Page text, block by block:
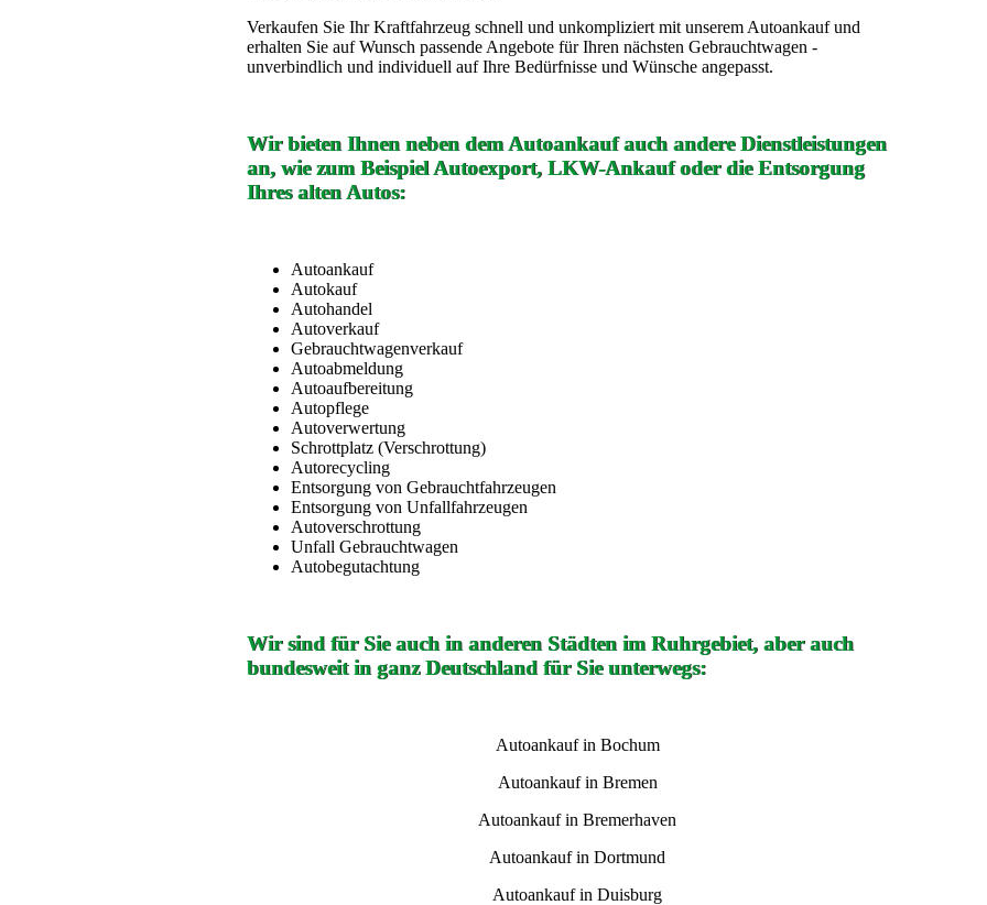
Verkaufen Sie Ihr Kraftfahrzeug schnell und unkompliziert mit unserem Autoankauf und
erhalten Sie auf Wunsch passende Angebote für Ihren nächsten Gebrauchtwagen -
unverbindlich und individuell auf Ihre Bedürfnisse und Wünsche angepasst.
Wir bieten Ihnen neben dem Autoankauf auch andere Dienstleistungen
an, wie zum Beispiel Autoexport, LKW-Ankauf oder die Entsorgung
Ihres alten Autos:
Autoankauf
Autokauf
Autohandel
Autoverkauf
Gebrauchtwagenverkauf
Autoabmeldung
Autoaufbereitung
Autopflege
Autoverwertung
Schrottplatz (Verschrottung)
Autorecycling
Entsorgung von Gebrauchtfahrzeugen
Entsorgung von Unfallfahrzeugen
Autoverschrottung
Unfall Gebrauchtwagen
Autobegutachtung
Wir sind für Sie auch in anderen Städten im Ruhrgebiet, aber auch
bundesweit in ganz Deutschland für Sie unterwegs:
Autoankauf in Bochum
Autoankauf in Bremen
Autoankauf in Bremerhaven
Autoankauf in Dortmund
Autoankauf in Duisburg